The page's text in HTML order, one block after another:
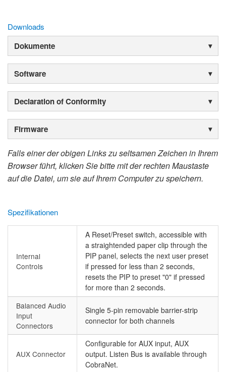
Downloads
Dokumente
Software
Declaration of Conformity
Firmware
Falls einer der obigen Links zu seltsamen Zeichen in Ihrem
Browser führt, klicken Sie bitte mit der rechten Maustaste
auf die Datei, um sie auf Ihrem Computer zu speichern.
Spezifikationen
Internal
Controls
A Reset/Preset switch, accessible with
a straightended paper clip through the
PIP panel, selects the next user preset
if pressed for less than 2 seconds,
resets the PIP to preset "0" if pressed
for more than 2 seconds.
Balanced Audio
Input
Connectors
Single 5-pin removable barrier-strip
connector for both channels
AUX Connector
Configurable for AUX input, AUX
output. Listen Bus is available through
CobraNet.